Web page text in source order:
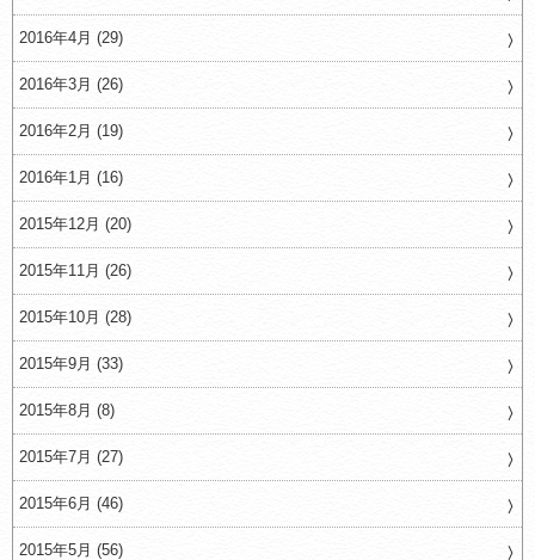
2016年4月 (29)
2016年3月 (26)
2016年2月 (19)
2016年1月 (16)
2015年12月 (20)
2015年11月 (26)
2015年10月 (28)
2015年9月 (33)
2015年8月 (8)
2015年7月 (27)
2015年6月 (46)
2015年5月 (56)